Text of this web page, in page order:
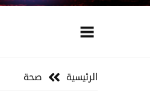
الرئيسية صحة